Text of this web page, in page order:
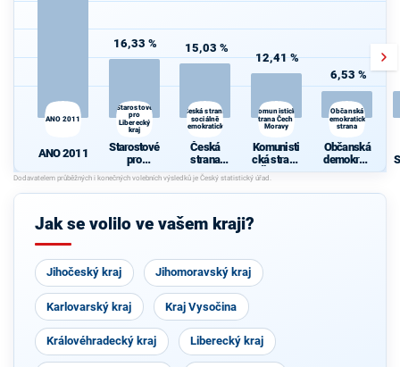
ANO 2011
ANO 2011
16,33 %
Starostové
pro
Liberecký
kraj
Starostové
pro
Liberecký
kraj
15,03 %
Česká strana
sociálně
demokratická
Česká
strana
sociálně
demokrati
cká
12,41 %
Komunistická
strana Čech a
Moravy
Komunisti
cká strana
Čech a
Moravy
6,53 %
Občanská
demokratická
strana
Občanská
demokrati
cká strana
Jak se volilo ve vašem kraji?
Jihočeský kraj Jihomoravský kraj
Karlovarský kraj Kraj Vysočina
Královéhradecký kraj Liberecký kraj